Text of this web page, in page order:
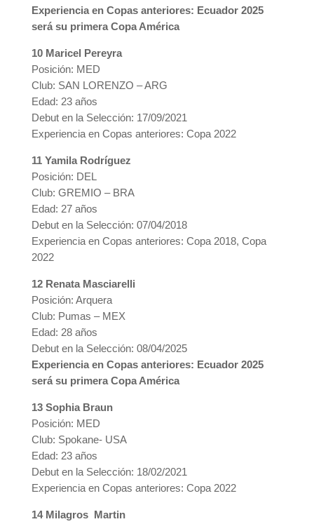
Experiencia en Copas anteriores: Ecuador 2025
será su primera Copa América
10 Maricel Pereyra
Posición: MED
Club: SAN LORENZO – ARG
Edad: 23 años
Debut en la Selección: 17/09/2021
Experiencia en Copas anteriores: Copa 2022
11 Yamila Rodríguez
Posición: DEL
Club: GREMIO – BRA
Edad: 27 años
Debut en la Selección: 07/04/2018
Experiencia en Copas anteriores: Copa 2018, Copa
2022
12 Renata Masciarelli
Posición: Arquera
Club: Pumas – MEX
Edad: 28 años
Debut en la Selección: 08/04/2025
Experiencia en Copas anteriores: Ecuador 2025
será su primera Copa América
13 Sophia Braun
Posición: MED
Club: Spokane- USA
Edad: 23 años
Debut en la Selección: 18/02/2021
Experiencia en Copas anteriores: Copa 2022
14 Milagros Martin